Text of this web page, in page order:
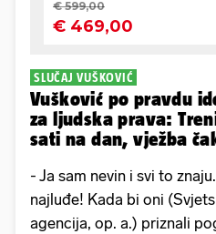
SLUČAJ VUŠKOVIĆ
Vušković po pravdu
za ljudska prava:
sati na dan, vježba
- Ja sam nevin i svi to
najluđe! Kada bi oni
agencija, op. a.) priznali